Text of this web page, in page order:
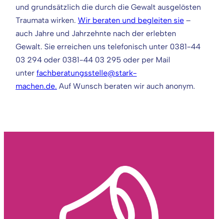
und grundsätzlich die durch die Gewalt ausgelösten
Traumata wirken. Wir beraten und begleiten sie –
auch Jahre und Jahrzehnte nach der erlebten
Gewalt. Sie erreichen uns telefonisch unter 0381-44
03 294 oder 0381-44 03 295 oder per Mail
unter fachberatungsstelle@stark-
machen.de. Auf Wunsch beraten wir auch anonym.